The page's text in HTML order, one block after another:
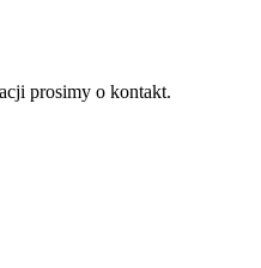
prosimy o kontakt.